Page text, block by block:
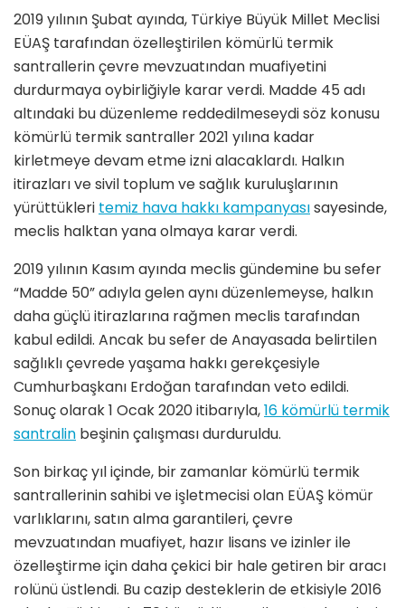
2019 yılının Şubat ayında, Türkiye Büyük Millet Meclisi
EÜAŞ tarafından özelleştirilen kömürlü termik
santrallerin çevre mevzuatından muafiyetini
durdurmaya oybirliğiyle karar verdi. Madde 45 adı
altındaki bu düzenleme reddedilmeseydi söz konusu
kömürlü termik santraller 2021 yılına kadar
kirletmeye devam etme izni alacaklardı. Halkın
itirazları ve sivil toplum ve sağlık kuruluşlarının
yürüttükleri temiz hava hakkı kampanyasısayesinde,
meclis halktan yana olmaya karar verdi.
2019 yılının Kasım ayında meclis gündemine bu sefer
“Madde 50” adıyla gelen aynı düzenlemeyse, halkın
daha güçlü itirazlarına rağmen meclis tarafından
kabul edildi. Ancak bu sefer de Anayasada belirtilen
sağlıklı çevrede yaşama hakkı gerekçesiyle
Cumhurbaşkanı Erdoğan tarafından veto edildi.
Sonuç olarak 1 Ocak 2020 itibarıyla,16 kömürlü termik
santralin beşinin çalışması durduruldu.
Son birkaç yıl içinde, bir zamanlar kömürlü termik
santrallerinin sahibi ve işletmecisi olan EÜAŞ kömür
varlıklarını, satın alma garantileri, çevre
mevzuatından muafiyet, hazır lisans ve izinler ile
özelleştirme için daha çekici bir hale getiren bir aracı
rolünü üstlendi. Bu cazip desteklerin de etkisiyle 2016